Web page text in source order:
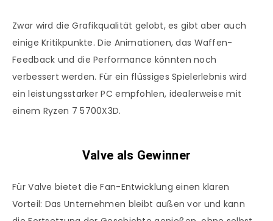
Zwar wird die Grafikqualität gelobt, es gibt aber auch
einige Kritikpunkte. Die Animationen, das Waffen-
Feedback und die Performance könnten noch
verbessert werden. Für ein flüssiges Spielerlebnis wird
ein leistungsstarker PC empfohlen, idealerweise mit
einem Ryzen 7 5700X3D.
Valve als Gewinner
Für Valve bietet die Fan-Entwicklung einen klaren
Vorteil: Das Unternehmen bleibt außen vor und kann